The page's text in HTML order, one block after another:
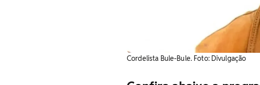
Cordelista Bule-Bule. Foto: Divulgação